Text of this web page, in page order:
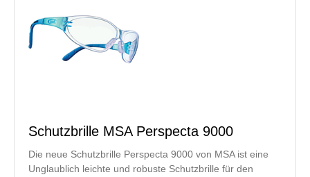
Schutzbrille MSA Perspecta 9000
Die neue Schutzbrille Perspecta 9000 von MSA ist eine
Unglaublich leichte und robuste Schutzbrille für den